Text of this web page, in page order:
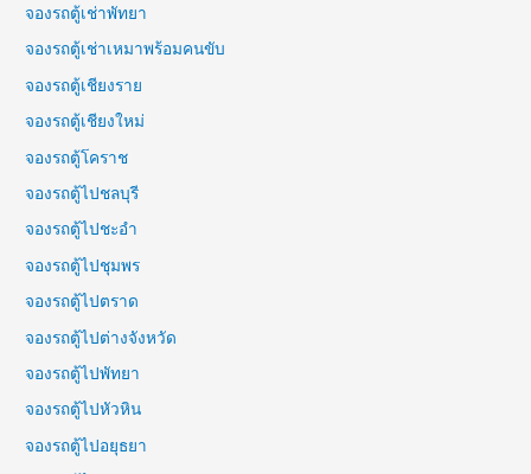
จองรถตู้เช่าพัทยา
จองรถตู้เช่าเหมาพร้อมคนขับ
จองรถตู้เชียงราย
จองรถตู้เชียงใหม่
จองรถตู้โคราช
จองรถตู้ไปชลบุรี
จองรถตู้ไปชะอำ
จองรถตู้ไปชุมพร
จองรถตู้ไปตราด
จองรถตู้ไปต่างจังหวัด
จองรถตู้ไปพัทยา
จองรถตู้ไปหัวหิน
จองรถตู้ไปอยุธยา